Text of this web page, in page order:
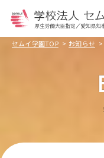
セムイ学園TOP お知らせ